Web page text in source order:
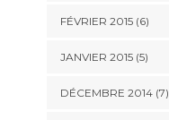
FÉVRIER 2015(6)
JANVIER 2015(5)
DÉCEMBRE 2014(7)